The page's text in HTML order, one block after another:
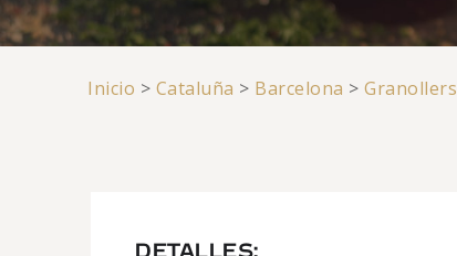
Inicio > Cataluña > Barcelona >Granollers